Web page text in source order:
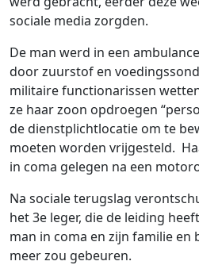
sociale media zorgden.
De man werd in een
door zuurstof en
militaire functionarissen
ze haar zoon opdroegen
de dienstplichtlocatie om te
moeten worden vrijgesteld.
in coma gelegen na een
Na sociale terugslag
het 3e leger, die de leiding
man in coma en zijn familie
meer zou gebeuren.